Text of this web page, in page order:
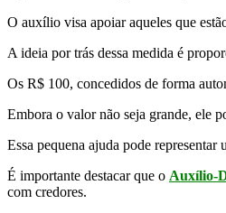
O auxílio visa apoiar aqueles que
A ideia por trás dessa medida é
Os R$ 100, concedidos de forma
Embora o valor não seja grande, ele
Essa pequena ajuda pode
É importante destacar que o Auxílio-
com credores.